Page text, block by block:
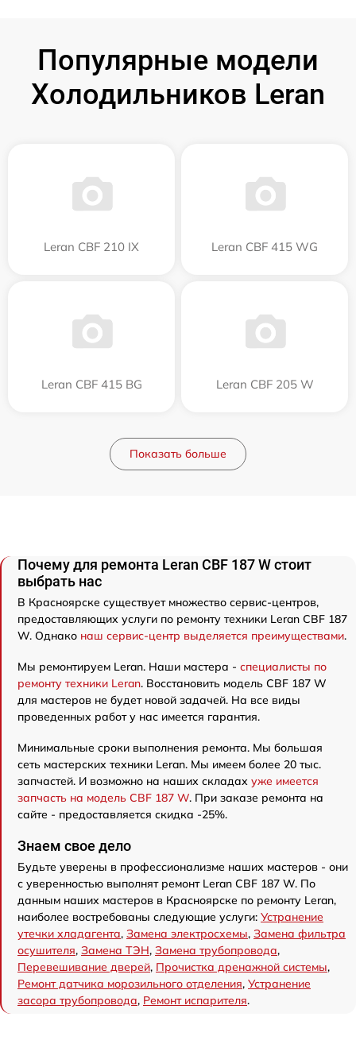
Популярные модели
Холодильников Leran
Leran CBF 210 IX Leran CBF 415 WG
Leran CBF 415 BG Leran CBF 205 W
Показать больше
Почему для ремонта Leran CBF 187 W стоит
выбрать нас
В Красноярске существует множество сервис-центров,
предоставляющих услуги по ремонту техники Leran CBF 187
W. Однако наш сервис-центр выделяется преимуществами.
Мы ремонтируем Leran. Наши мастера - специалисты по
ремонту техники Leran. Восстановить модель CBF 187 W
для мастеров не будет новой задачей. На все виды
проведенных работ у нас имеется гарантия.
Минимальные сроки выполнения ремонта. Мы большая
сеть мастерских техники Leran. Мы имеем более 20 тыс.
запчастей. И возможно на наших складах уже имеется
запчасть на модель CBF 187 W. При заказе ремонта на
сайте - предоставляется скидка -25%.
Знаем свое дело
Будьте уверены в профессионализме наших мастеров - они
с уверенностью выполнят ремонт Leran CBF 187 W. По
данным наших мастеров в Красноярске по ремонту Leran,
наиболее востребованы следующие услуги: Устранение
утечки хладагента, Замена электросхемы, Замена фильтра
осушителя, Замена ТЭН, Замена трубопровода,
Перевешивание дверей, Прочистка дренажной системы,
Ремонт датчика морозильного отделения, Устранение
засора трубопровода, Ремонт испарителя.